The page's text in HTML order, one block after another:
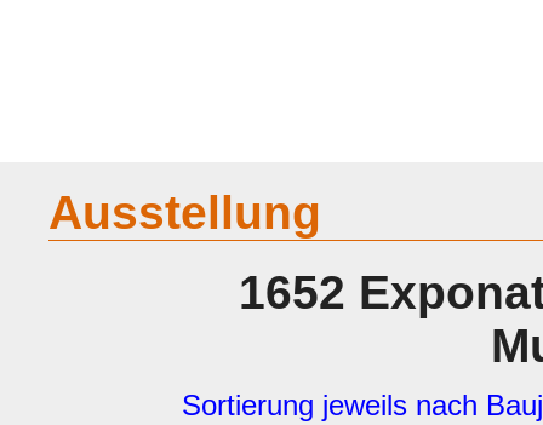
Ausstellung
1652
Sortierung jeweils nach